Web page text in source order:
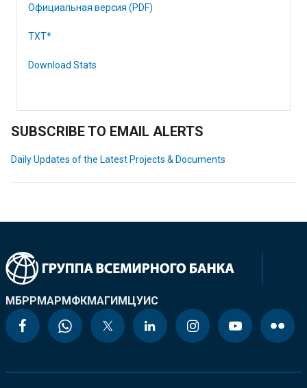
Официальная версия (PDF)
TXT*
Download Stats
SUBSCRIBE TO EMAIL ALERTS
Daily Updates of the Latest Projects & Documents
МБРРМАРМФКМАГИМЦУИС